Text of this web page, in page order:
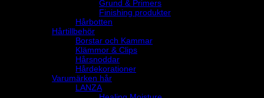
Grund & Primers
Finishing produkter
Hårbotten
Hårtillbehör
Borstar och Kammar
Klämmor & Clips
Hårsnoddar
Hårdekorationer
Varumärken hår
LANZA